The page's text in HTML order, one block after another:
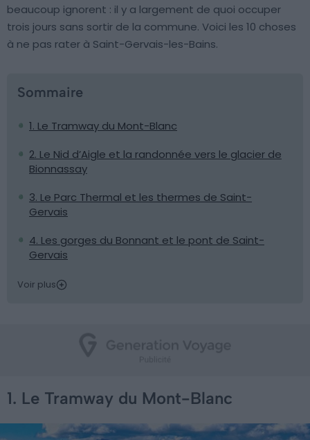
beaucoup ignorent : il y a largement de quoi occuper
trois jours sans sortir de la commune. Voici les 10 choses
à ne pas rater à Saint-Gervais-les-Bains.
Sommaire
1. Le Tramway du Mont-Blanc
2. Le Nid d’Aigle et la randonnée vers le glacier de
Bionnassay
3. Le Parc Thermal et les thermes de Saint-
Gervais
4. Les gorges du Bonnant et le pont de Saint-
Gervais
Voir plus
1. Le Tramway du Mont-Blanc